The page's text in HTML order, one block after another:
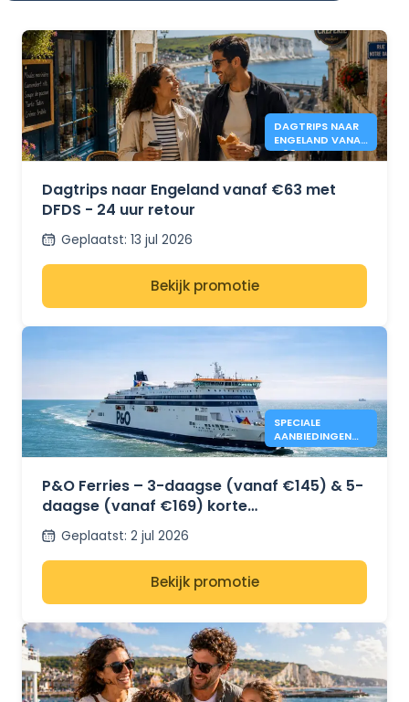
DAGTRIPS NAAR
ENGELAND VANAF
€63 - DFDS
Dagtrips naar Engeland vanaf €63 met
DFDS - 24 uur retour
Geplaatst: 13 jul 2026
Bekijk promotie
SPECIALE
AANBIEDINGEN
VAN P&O FERRIES
DAGEN
P&O Ferries – 3-daagse (vanaf €145) & 5-
daagse (vanaf €169) korte
vakantieaanbiedingen – Dover naar Calais
Geplaatst: 2 jul 2026
Bekijk promotie